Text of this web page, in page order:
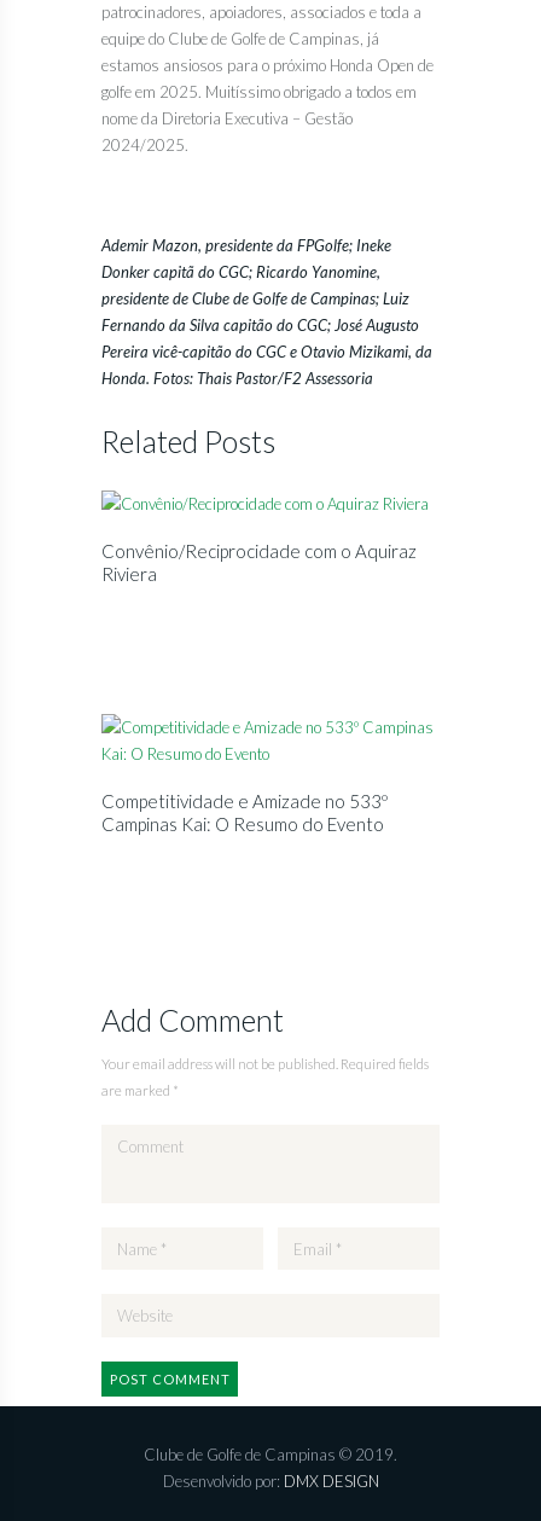
patrocinadores, apoiadores, associados e toda a
equipe do Clube de Golfe de Campinas, já
estamos ansiosos para o próximo Honda Open de
golfe em 2025. Muitíssimo obrigado a todos em
nome da Diretoria Executiva – Gestão
2024/2025.
Ademir Mazon, presidente da FPGolfe; Ineke
Donker capitã do CGC; Ricardo Yanomine,
presidente de Clube de Golfe de Campinas; Luiz
Fernando da Silva capitão do CGC; José Augusto
Pereira vicê-capitão do CGC e Otavio Mizikami, da
Honda. Fotos: Thais Pastor/F2 Assessoria
Related Posts
Convênio/Reciprocidade com o Aquiraz
Riviera
Competitividade e Amizade no 533º
Campinas Kai: O Resumo do Evento
Add Comment
Your email address will not be published. Required fields
are marked *
Clube de Golfe de Campinas © 2019.
Desenvolvido por: DMX DESIGN